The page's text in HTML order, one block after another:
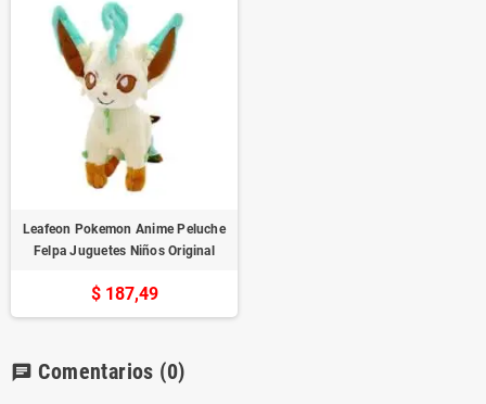
Leafeon Pokemon Anime Peluche
Felpa Juguetes Niños Original
$ 187,49
chat Comentarios (0)